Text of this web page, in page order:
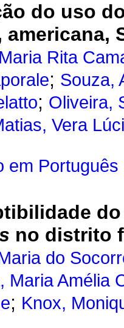
do uso
americana,
Rita
; Souza,
; Oliveira,
Vera
em Português
no distrito
do
Maria Amélia
; Knox,